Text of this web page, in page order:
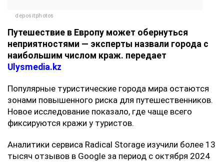
depositphotos
Путешествие в Европу может обернуться
неприятностями — эксперты назвали города с
наибольшим числом краж. передает
Ulysmedia.kz
Популярные туристические города мира остаются
зонами повышенного риска для путешественников.
Новое исследование показало, где чаще всего
фиксируются кражи у туристов.
Аналитики сервиса Radical Storage изучили более 13
тысяч отзывов в Google за период с октября 2024